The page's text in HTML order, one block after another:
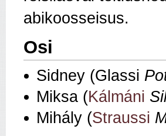
abikoosseisus.
Osi
Sidney (Glassi
Miksa (Kálmáni
Mihály (Straussi